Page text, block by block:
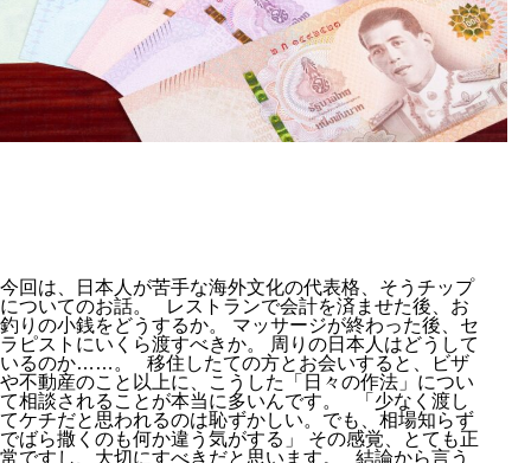
今回は、日本人が苦手な海外文化の代表格、そうチップ
についてのお話。 レストランで会計を済ませた後、お
釣りの小銭をどうするか。 マッサージが終わった後、セ
ラピストにいくら渡すべきか。 周りの日本人はどうして
いるのか……。 移住したての方とお会いすると、ビザ
や不動産のこと以上に、こうした「日々の作法」につい
て相談されることが本当に多いんです。 「少なく渡し
てケチだと思われるのは恥ずかしい。でも、相場知らず
でばら撒くのも何か違う気がする」 その感覚、とても正
常ですし、大切にすべきだと思います。 結論から言う